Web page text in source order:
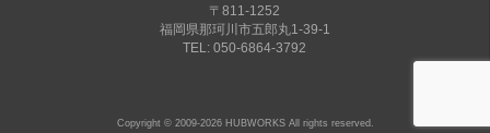
〒811-1252
福岡県那珂川市五郎丸1-39-1
TEL: 050-6864-3792
Copyright © 2009-2026 HUBWORKS All rights reserved.